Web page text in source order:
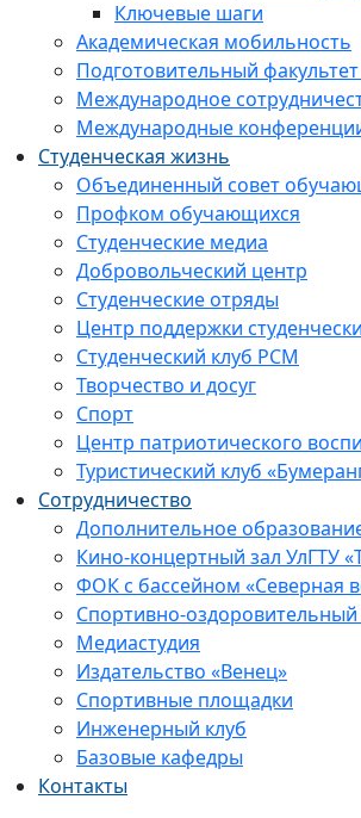
Ключевые шаги
Академическая мобильность
Подготовительный
Международное
Международные
Студенческая жизнь
Объединенный совет
Профком обучающихся
Студенческие медиа
Добровольческий центр
Студенческие отряды
Центр поддержки
Студенческий клуб РСМ
Творчество и досуг
Спорт
Центр патриотического
Туристический клуб
Сотрудничество
Дополнительное
Кино-концертный зал УлГТУ
ФОК с бассейном «Северная
Спортивно-оздоровительный
Медиастудия
Издательство «Венец»
Спортивные площадки
Инженерный клуб
Базовые кафедры
Контакты